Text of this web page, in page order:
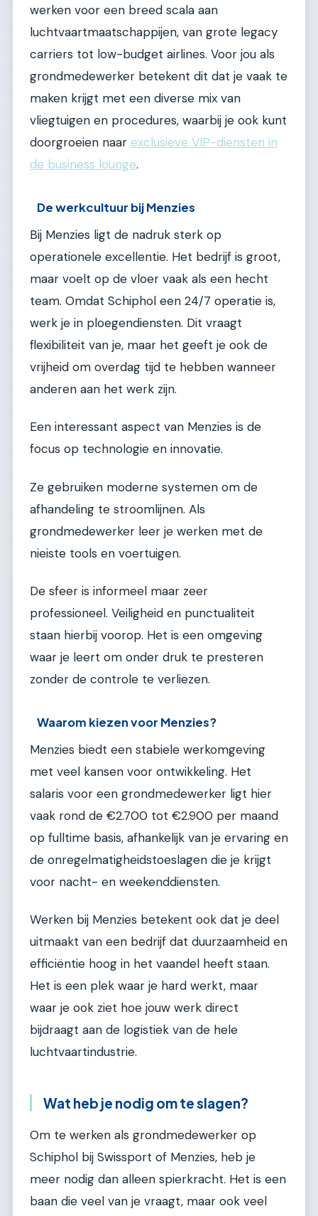
werken voor een breed scala aan
luchtvaartmaatschappijen, van grote legacy
carriers tot low-budget airlines. Voor jou als
grondmedewerker betekent dit dat je vaak te
maken krijgt met een diverse mix van
vliegtuigen en procedures, waarbij je ook kunt
doorgroeien naar exclusieve VIP-diensten in
de business lounge.
De werkcultuur bij Menzies
Bij Menzies ligt de nadruk sterk op
operationele excellentie. Het bedrijf is groot,
maar voelt op de vloer vaak als een hecht
team. Omdat Schiphol een 24/7 operatie is,
werk je in ploegendiensten. Dit vraagt
flexibiliteit van je, maar het geeft je ook de
vrijheid om overdag tijd te hebben wanneer
anderen aan het werk zijn.
Een interessant aspect van Menzies is de
focus op technologie en innovatie.
Ze gebruiken moderne systemen om de
afhandeling te stroomlijnen. Als
grondmedewerker leer je werken met de
nieiste tools en voertuigen.
De sfeer is informeel maar zeer
professioneel. Veiligheid en punctualiteit
staan hierbij voorop. Het is een omgeving
waar je leert om onder druk te presteren
zonder de controle te verliezen.
Waarom kiezen voor Menzies?
Menzies biedt een stabiele werkomgeving
met veel kansen voor ontwikkeling. Het
salaris voor een grondmedewerker ligt hier
vaak rond de €2.700 tot €2.900 per maand
op fulltime basis, afhankelijk van je ervaring en
de onregelmatigheidstoeslagen die je krijgt
voor nacht- en weekenddiensten.
Werken bij Menzies betekent ook dat je deel
uitmaakt van een bedrijf dat duurzaamheid en
efficiëntie hoog in het vaandel heeft staan.
Het is een plek waar je hard werkt, maar
waar je ook ziet hoe jouw werk direct
bijdraagt aan de logistiek van de hele
luchtvaartindustrie.
Wat heb je nodig om te slagen?
Om te werken als grondmedewerker op
Schiphol bij Swissport of Menzies, heb je
meer nodig dan alleen spierkracht. Het is een
baan die veel van je vraagt, maar ook veel